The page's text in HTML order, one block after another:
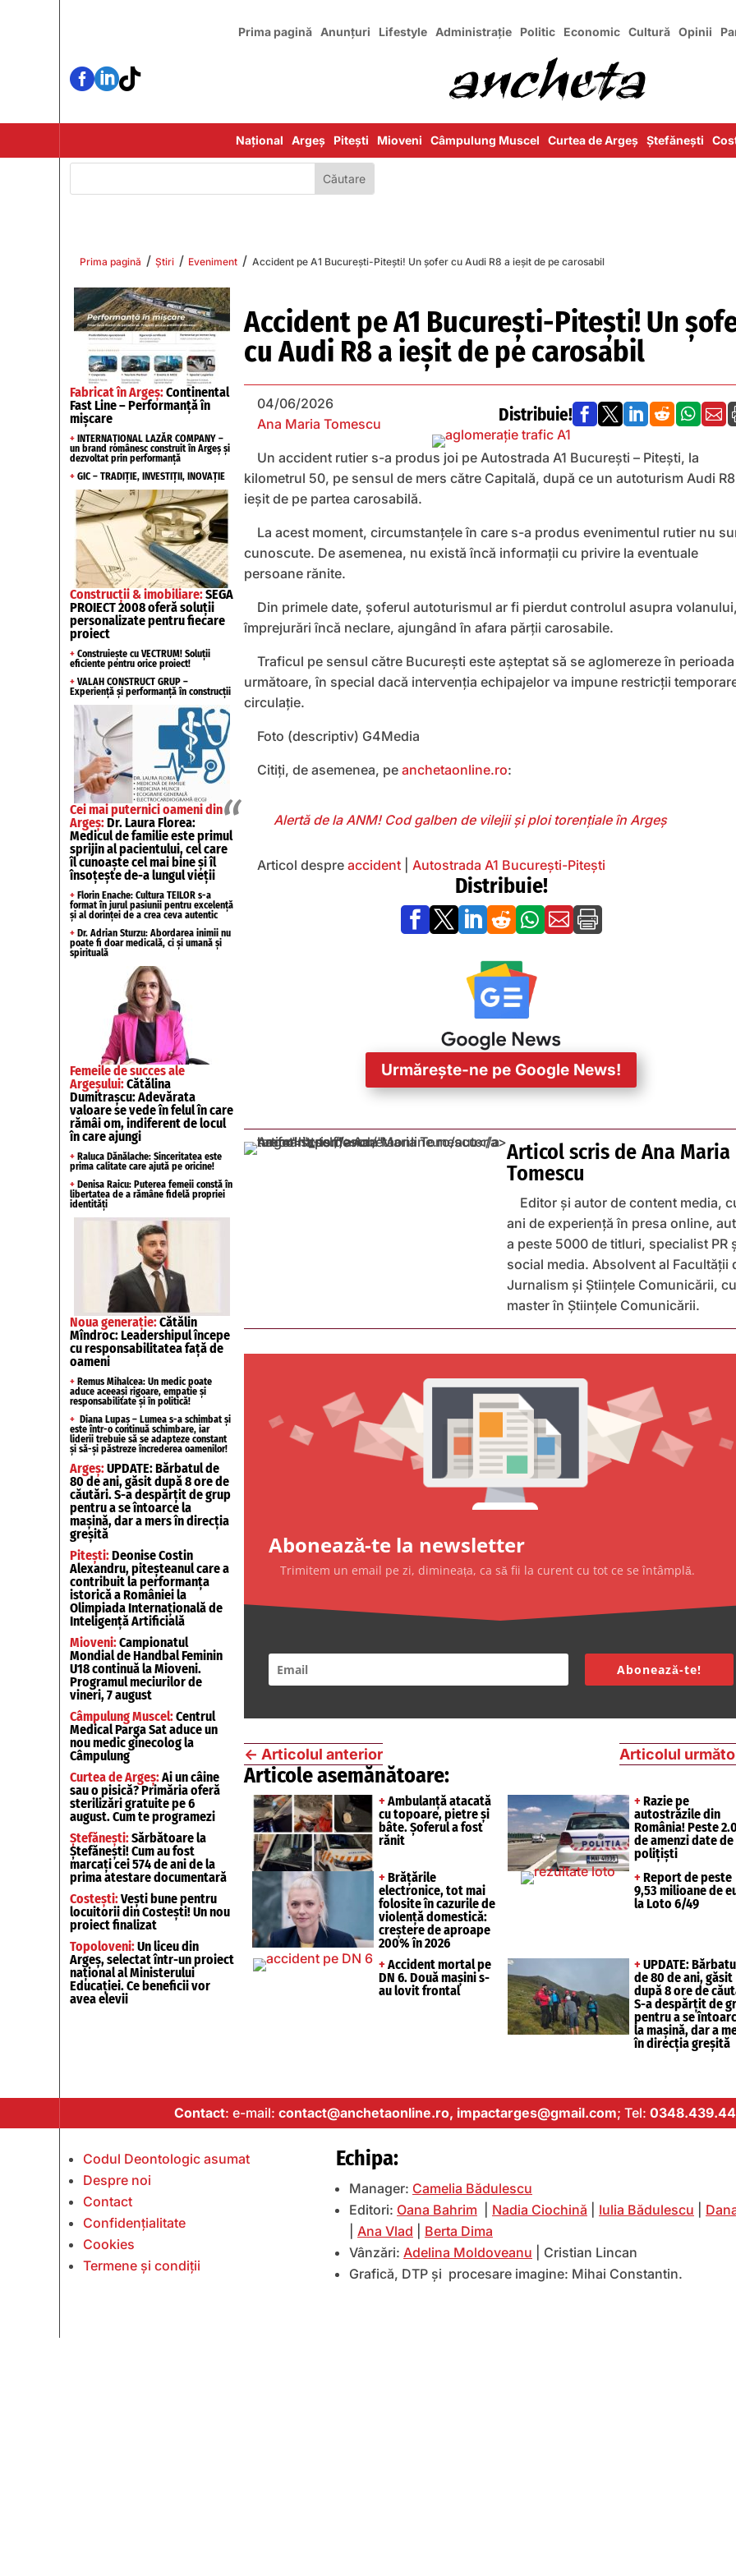
Prima pagină Anunțuri Lifestyle Administrație Politic Economic Cultură Opinii

Național Argeș Pitești Mioveni Câmpulung Muscel Curtea de Argeș Ștefănești
Prima pagină / Știri / Eveniment / Accident pe A1 București-Pitești! Un șofer cu Audi R8 a ieșit de pe carosabil
Fabricat în Argeș:Continental
Fast Line – Performanță în
mișcare
+ INTERNAȚIONAL LAZĂR COMPANY –
un brand românesc construit în Argeș și
dezvoltat prin performanță
+ GIC – TRADIȚIE, INVESTIȚII, INOVAȚIE
Construcții & imobiliare:SEGA
PROIECT 2008 oferă soluții
personalizate pentru fiecare
proiect
+ Construiește cu VECTRUM! Soluții
eficiente pentru orice proiect!
+ VALAH CONSTRUCT GRUP –
Experiență și performanță în construcții
Cei mai puternici oameni din
Argeș:Dr. Laura Florea:
Medicul de familie este primul
sprijin al pacientului, cel care
îl cunoaște cel mai bine și îl
însoțește de-a lungul vieții
+ Florin Enache: Cultura TEILOR s-a
format în jurul pasiunii pentru excelență
și al dorinței de a crea ceva autentic
+ Dr. Adrian Sturzu: Abordarea inimii nu
poate fi doar medicală, ci și umană și
spirituală
Femeile de succes ale
Argeșului:Cătălina
Dumitrașcu: Adevărata
valoare se vede în felul în care
rămâi om, indiferent de locul
în care ajungi
+ Raluca Dănălache: Sinceritatea este
prima calitate care ajută pe oricine!
+ Denisa Raicu: Puterea femeii constă în
libertatea de a rămâne fidelă propriei
identități
Noua generație:Cătălin
Mîndroc: Leadershipul începe
cu responsabilitatea față de
oameni
+ Remus Mihalcea: Un medic poate
aduce aceeași rigoare, empatie și
responsabilitate și în politică!
+ Diana Lupaș – Lumea s-a schimbat și
este într-o continuă schimbare, iar
liderii trebuie să se adapteze constant
și să-și păstreze încrederea oamenilor!
Argeș:UPDATE: Bărbatul de
80 de ani, găsit după 8 ore de
căutări. S-a despărțit de grup
pentru a se întoarce la
mașină, dar a mers în direcția
greșită
Pitești:Deonise Costin
Alexandru, piteșteanul care a
contribuit la performanța
istorică a României la
Olimpiada Internațională de
Inteligență Artificială
Mioveni:Campionatul
Mondial de Handbal Feminin
U18 continuă la Mioveni.
Programul meciurilor de
vineri, 7 august
Câmpulung Muscel:Centrul
Medical Parga Sat aduce un
nou medic ginecolog la
Câmpulung
Curtea de Argeș:Ai un câine
sau o pisică? Primăria oferă
sterilizări gratuite pe 6
august. Cum te programezi
Ștefănești:Sărbătoare la
Ștefănești! Cum au fost
marcați cei 574 de ani de la
prima atestare documentară
Costești:Vești bune pentru
locuitorii din Costești! Un nou
proiect finalizat
Topoloveni:Un liceu din
Argeș, selectat într-un proiect
național al Ministerului
Educației. Ce beneficii vor
avea elevii
Accident pe A1 București-Pitești! Un
cu Audi R8 a ieșit de pe carosabil
04/06/2026
Ana Maria Tomescu
Distribuie!      
Un accident rutier s-a produs joi pe Autostrada A1 București – Pitești, la
kilometrul 50, pe sensul de mers către Capitală, după ce un autoturism Audi
ieșit de pe partea carosabilă.
La acest moment, circumstanțele în care s-a produs evenimentul rutier nu
cunoscute. De asemenea, nu există încă informații cu privire la eventuale
persoane rănite.
Din primele date, șoferul autoturismul ar fi pierdut controlul asupra
împrejurări încă neclare, ajungând în afara părții carosabile.
Traficul pe sensul către București este așteptat să se aglomereze în perioada
următoare, în special dacă intervenția echipajelor va impune restricții
circulație.
Foto (descriptiv) G4Media
Citiți, de asemenea, pe anchetaonline.ro:
Alertă de la ANM! Cod galben de vilejii și ploi torențiale în Argeș
Articol despre accident Autostrada A1 București-Pitești
Distribuie!
      
Urmărește-ne pe Google News!
Articol scris deAna Maria
Tomescu
Editor și autor de content media,
ani de experiență în presa online,
a peste 5000 de titluri, specialist PR
social media. Absolvent al Facultății
Jurnalism și Științele Comunicării, cu
master în Științele Comunicării.
Abonează-te la newsletter
Trimitem un email pe zi, dimineața, ca să fii la curent cu tot ce se întâmplă.
Abonează-te!
← Articolul anterior Articolul
Articole asemănătoare:
+ Ambulanță atacată
cu topoare, pietre și
bâte. Șoferul a fost
rănit
+ Razie pe
autostrăzile din
România! Peste
de amenzi date de
polițiști
+ Brățările
electronice, tot mai
folosite în cazurile de
violență domestică:
creștere de aproape
200% în 2026
+ Report de peste
9,53 milioane de
la Loto 6/49
+ Accident mortal pe
DN 6. Două mașini s-
au lovit frontal
+ UPDATE:
de 80 de ani, găsit
după 8 ore de
S-a despărțit de
pentru a se
la mașină, dar a
în direcția greșită
Contact: e-mail: contact@anchetaonline.ro, impactarges@gmail.com; Tel:
Codul Deontologic asumat
Despre noi
Contact
Confidențialitate
Cookies
Termene și condiții
Echipa:
Manager: Camelia Bădulescu
Editori: Oana Bahrim Nadia Ciochină Iulia Bădulescu
Ana Vlad
Berta Dima
Vânzări: Adelina Moldoveanu | Cristian Lincan
Grafică, DTP și procesare imagine: Mihai Constantin.